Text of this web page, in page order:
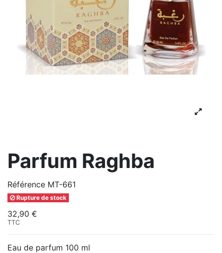
Parfum Raghba
Référence MT-661
Rupture de stock
32,90 €
TTC
Eau de parfum 100 ml